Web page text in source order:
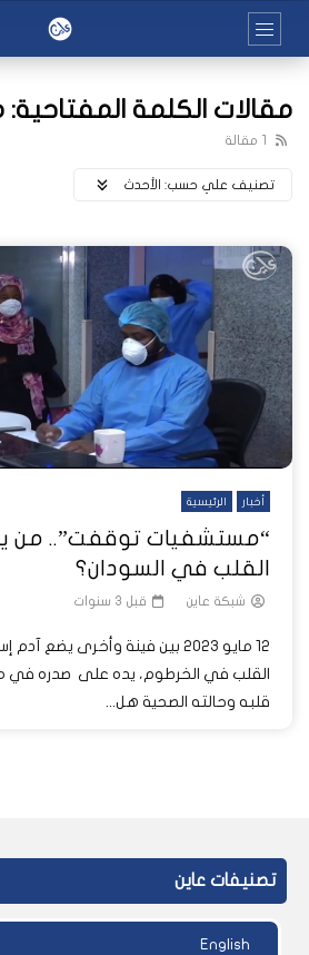
مقالات الكلمة
1 مقالة
تصنيف علي حسب: اﻷحدث
أخبار الرئيسية
“مستشفيات توقفت”.. من
القلب في السودان؟
شبكة عاين قبل 3 سنوات
12 مايو 2023 بين فينة وأخرى
القلب في الخرطوم، يده على صدره في
قلبه وحالته الصحية هل...
تصنيفات عاين
English